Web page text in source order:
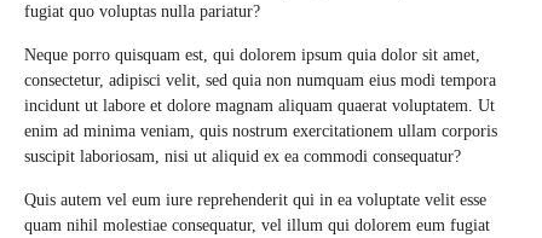
fugiat quo voluptas nulla pariatur?
Neque porro quisquam est, qui dolorem ipsum quia dolor sit amet,
consectetur, adipisci velit, sed quia non numquam eius modi tempora
incidunt ut labore et dolore magnam aliquam quaerat voluptatem. Ut
enim ad minima veniam, quis nostrum exercitationem ullam corporis
suscipit laboriosam, nisi ut aliquid ex ea commodi consequatur?
Quis autem vel eum iure reprehenderit qui in ea voluptate velit esse
quam nihil molestiae consequatur, vel illum qui dolorem eum fugiat